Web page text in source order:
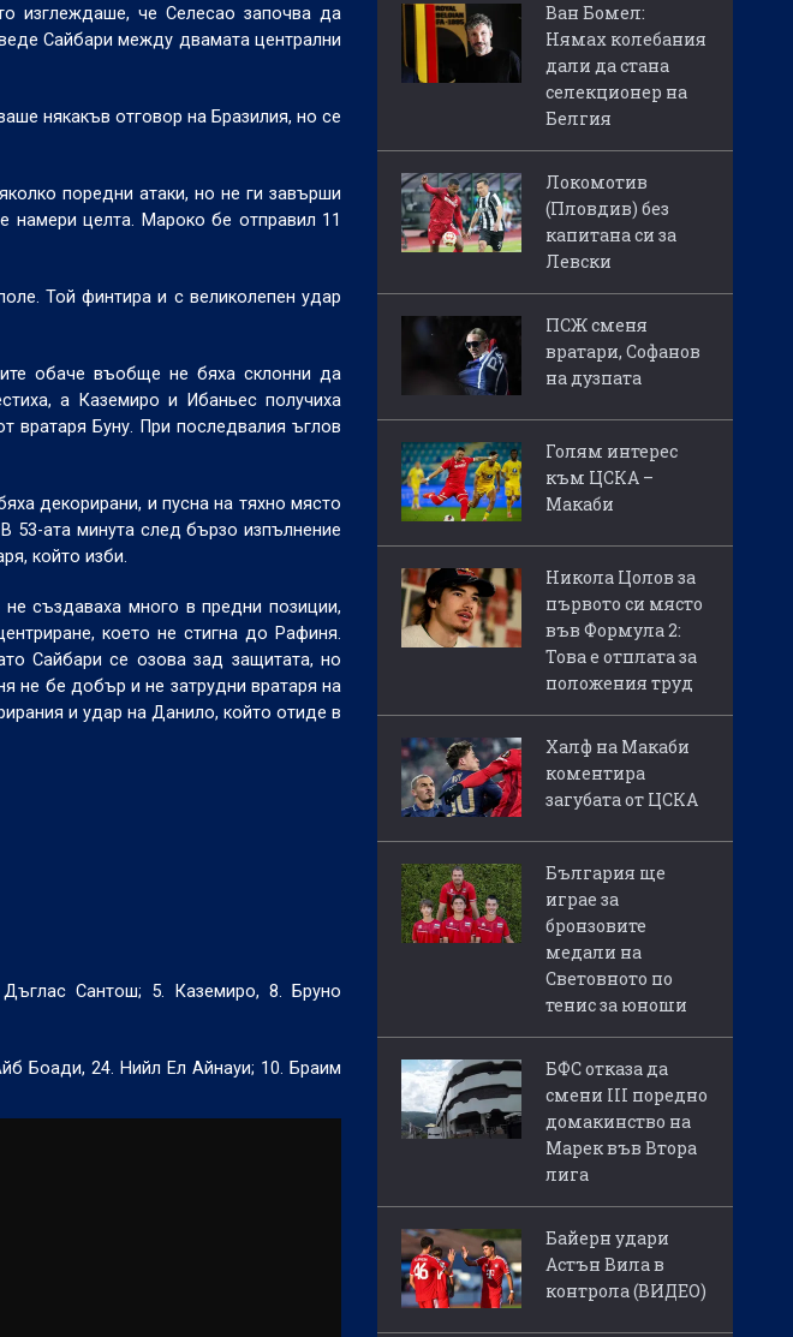
изглеждаше, че Селесао започва да
Сайбари между двамата централни
някакъв отговор на Бразилия, но се
поредни атаки, но не ги завърши
намери целта. Мароко бе отправил 11
Той финтира и с великолепен удар
обаче въобще не бяха склонни да
а Каземиро и Ибаньес получиха
вратаря Буну. При последвалия ъглов
декорирани, и пусна на тяхно място
53-ата минута след бързо изпълнение
който изби.
създаваха много в предни позиции,
което не стигна до Рафиня.
Сайбари се озова зад защитата, но
не бе добър и не затрудни вратаря на
и удар на Данило, който отиде в
Сантош; 5. Каземиро, 8. Бруно
Боади, 24. Нийл Ел Айнауи; 10. Браим
Ван Бомел:
Нямах колебания
дали да стана
селекционер на
Белгия
Локомотив
(Пловдив) без
капитана си за
Левски
ПСЖ сменя
вратари, Софанов
на дузпата
Голям интерес
към ЦСКА –
Макаби
Никола Цолов за
първото си място
във Формула 2:
Това е отплата за
положения труд
Халф на Макаби
коментира
загубата от ЦСКА
България ще
играе за
бронзовите
медали на
Световното по
тенис за юноши
БФС отказа да
смени III поредно
домакинство на
Марек във Втора
лига
Байерн удари
Астън Вила в
контрола (ВИДЕО)